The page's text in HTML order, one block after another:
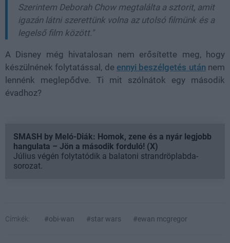
Szerintem Deborah Chow megtalálta a sztorit, amit
igazán látni szerettünk volna az utolsó filmünk és a
legelső film között."
A Disney még hivatalosan nem erősítette meg, hogy
készülnének folytatással, de ennyi beszélgetés utánnem
lennénk meglepődve. Ti mit szólnátok egy második
évadhoz?
SMASH by Meló-Diák: Homok, zene és a nyár legjobb
hangulata – Jön a második forduló! (X)
Július végén folytatódik a balatoni strandröplabda-
sorozat.
Címkék: #obi-wan #star wars #ewan mcgregor